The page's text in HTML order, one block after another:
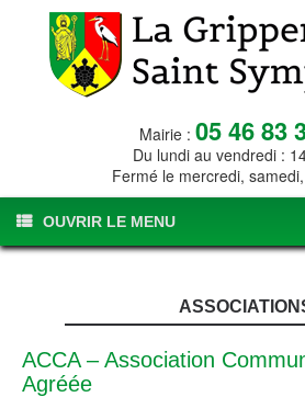
Mairie : 05 46 83
Du lundi au vendredi :
Fermé le mercredi,
OUVRIR LE MENU
ACCA – Association
Agréée